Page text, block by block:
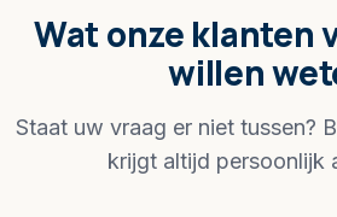
Wat onze klanten
willen
Staat uw vraag er niet tussen?
krijgt altijd persoonlijk